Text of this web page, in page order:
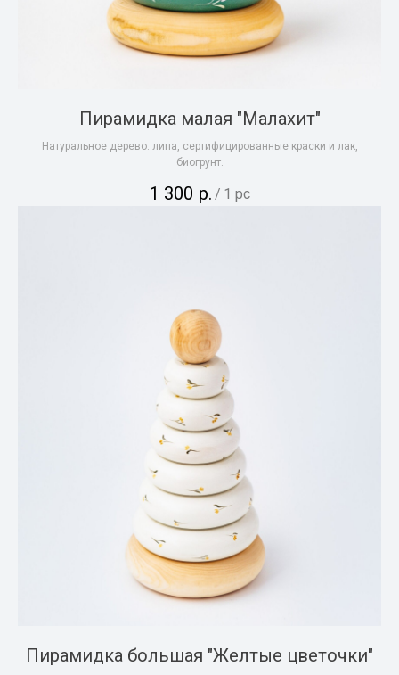
Пирамидка малая "Малахит"
Натуральное дерево: липа, сертифицированные краски и лак,
биогрунт.
1 300 р. / 1 pc
Пирамидка большая "Желтые цветочки"